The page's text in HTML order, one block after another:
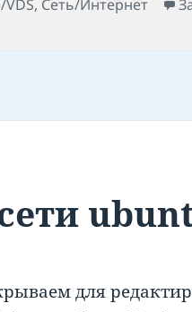
, Сеть/Интернет
для